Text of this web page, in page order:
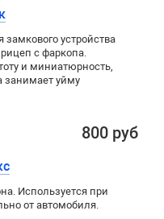
устройства
с фаркопа.
и миниатюрность,
занимает уйму
800 руб
Используется при
от автомобиля.